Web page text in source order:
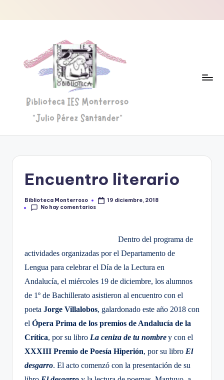
Saltar
Encuentro literario
Publicado
por
Biblioteca Monterroso
19 diciembre, 2018
No hay comentarios
Dentro del programa de
actividades organizadas por el Departamento de
Lengua para celebrar el Día de la Lectura en
Andalucía, el miércoles 19 de diciembre, los alumnos
de 1º de Bachillerato asistieron al encuentro con el
poeta Jorge Villalobos, galardonado este año 2018 con
el Ópera Prima de los premios de Andalucía de la
Crítica, por su libro La ceniza de tu nombrey con el
XXXIII Premio de Poesía Hiperión, por su libro El
desgarro. El acto comenzó con la presentación de su